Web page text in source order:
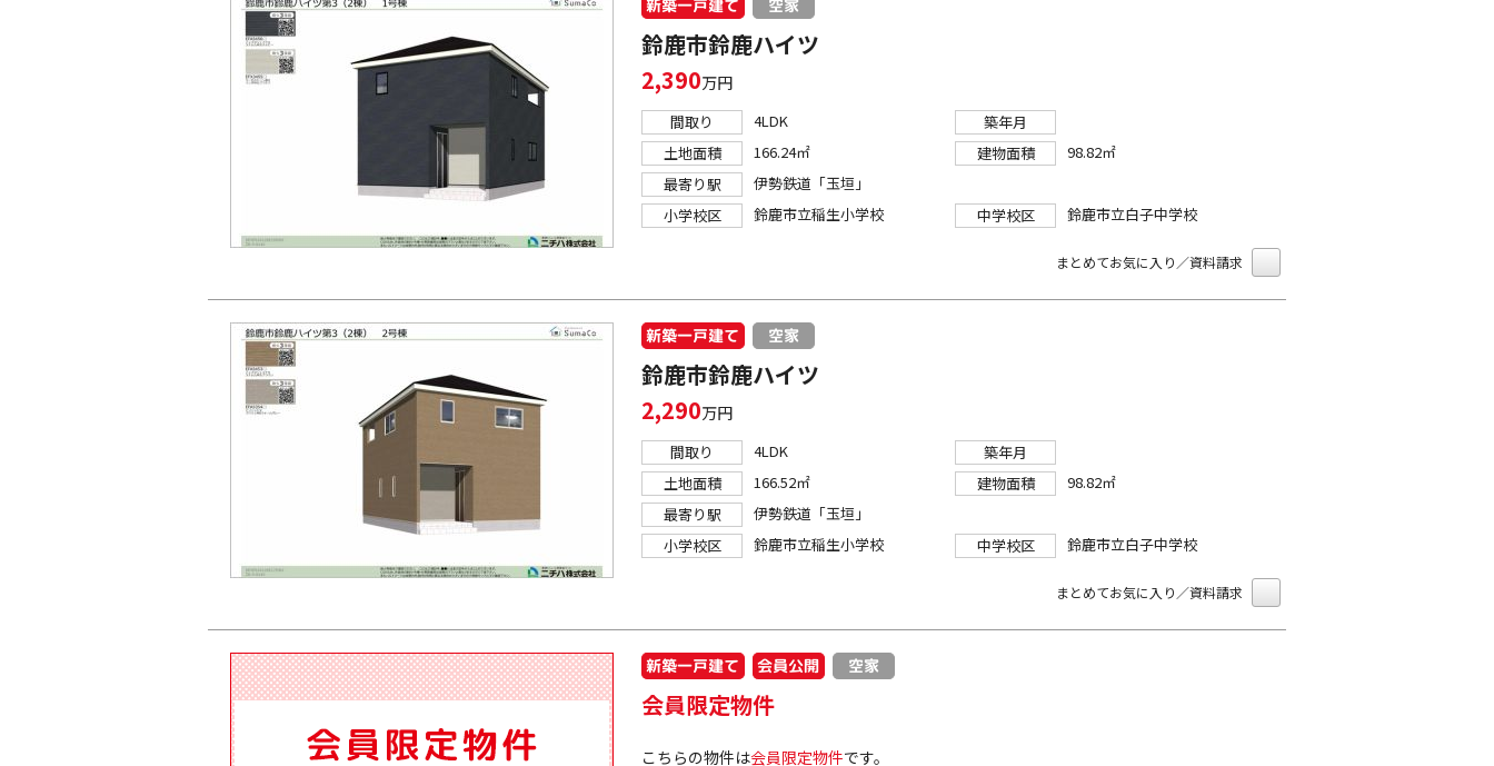
新築一戸建て 空家
鈴鹿市鈴鹿ハイツ
2,390万円
間取り 4LDK
築年月
土地面積
166.24㎡ 建物面積
98.82㎡
最寄り駅
伊勢鉄道「玉垣」
小学校区
鈴鹿市立稲生小学校 中学校区 鈴鹿市立白子中学校
まとめてお気に入り／資料請求
新築一戸建て 空家
鈴鹿市鈴鹿ハイツ
2,290万円
間取り 4LDK
築年月
土地面積
166.52㎡ 建物面積
98.82㎡
最寄り駅
伊勢鉄道「玉垣」
小学校区
鈴鹿市立稲生小学校 中学校区 鈴鹿市立白子中学校
まとめてお気に入り／資料請求
新築一戸建て 会員公開 空家
会員限定物件
こちらの物件は会員限定物件です。